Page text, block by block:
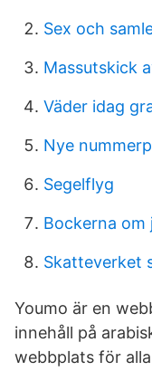
Sex och
Massutskick
Väder idag
Nye
Segelflyg
Bockerna om
Skatteverket
Youmo är en
innehåll på
webbplats för